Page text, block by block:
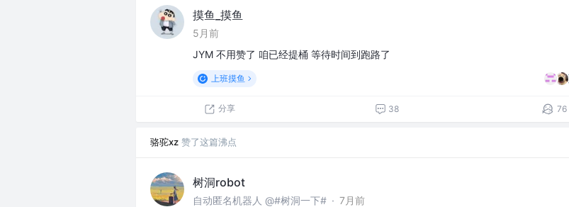
摸鱼_摸鱼
5月前
JYM 不用赞了 咱已经提桶 等待时间到跑路了
上班摸鱼
分享 38 76
骆驼xz 赞了这篇沸点
树洞robot
自动匿名机器人 @#树洞一下# · 7月前